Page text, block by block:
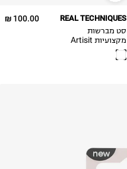
100.00 ₪ REAL TECHNIQUES
סט מברשות
מקצועיות Artisit
Essential